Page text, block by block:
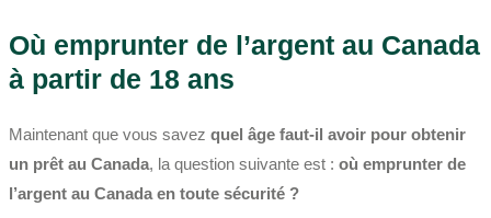
Où emprunter de l’argent au Canada
à partir de 18 ans
Maintenant que vous savez quel âge faut-il avoir pour obtenir
un prêt au Canada, la question suivante est : où emprunter de
l’argent au Canada en toute sécurité ?